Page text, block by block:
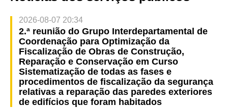
2026-08-07 20:34
2.ª reunião do Grupo Interdepartamental de
Coordenação para Optimização da
Fiscalização de Obras de Construção,
Reparação e Conservação em Curso
Sistematização de todas as fases e
procedimentos de fiscalização da segurança
relativas a reparação das paredes exteriores
de edifícios que foram habitados